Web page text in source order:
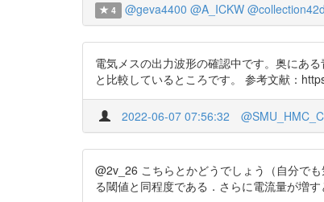
4 @geva4400 @A_ICKW
電気メスの出力波形の確認中です。奥にあ
と比較しているところです。 参考文献：
2022-06-07 07:56:32
@2v_26 こちらとかどうでしょう（自分で
る閾値と同程度である．さらに電流量が増